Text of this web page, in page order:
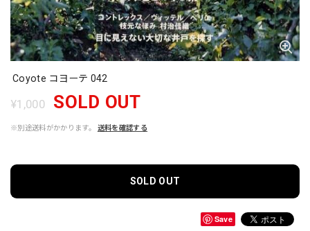
Coyote コヨーテ 042
¥1,000 SOLD OUT
※別途送料がかかります。 送料を確認する
SOLD OUT
Save